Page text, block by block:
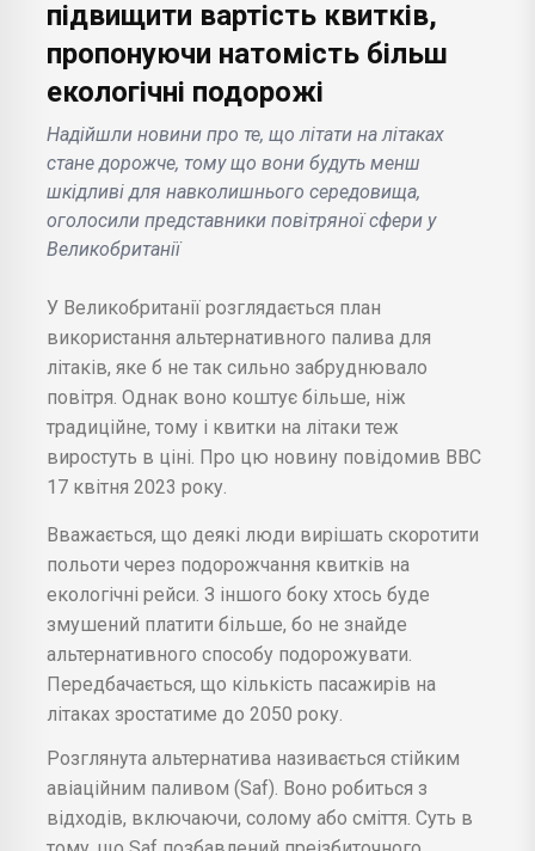
підвищити вартість квитків,
пропонуючи натомість більш
екологічні подорожі
Надійшли новини про те, що літати на літаках
стане дорожче, тому що вони будуть менш
шкідливі для навколишнього середовища,
оголосили представники повітряної сфери у
Великобританії
У Великобританії розглядається план
використання альтернативного палива для
літаків, яке б не так сильно забруднювало
повітря. Однак воно коштує більше, ніж
традиційне, тому і квитки на літаки теж
виростуть в ціні. Про цю новину повідомив BBC
17 квітня 2023 року.
Вважається, що деякі люди вирішать скоротити
польоти через подорожчання квитків на
екологічні рейси. З іншого боку хтось буде
змушений платити більше, бо не знайде
альтернативного способу подорожувати.
Передбачається, що кількість пасажирів на
літаках зростатиме до 2050 року.
Розглянута альтернатива називається стійким
авіаційним паливом (Saf). Воно робиться з
відходів, включаючи, солому або сміття. Суть в